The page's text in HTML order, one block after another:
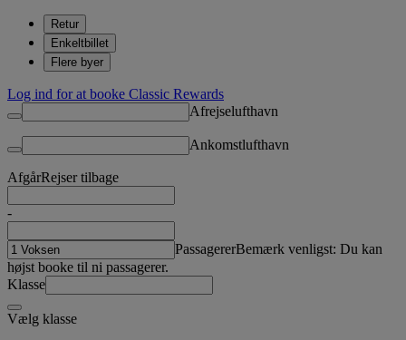
Retur
Enkeltbillet
Flere byer
Log ind for at booke Classic Rewards
Afrejselufthavn
Ankomstlufthavn
AfgårRejser tilbage
-
PassagererBemærk venligst: Du kan
højst booke til ni passagerer.
Klasse
Vælg klasse